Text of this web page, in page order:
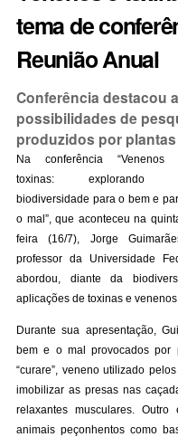
tema de
Reunião Anual
Conferência destacou
possibilidades de
produzidos por
Na conferência “Venenos
toxinas: explorando
biodiversidade para o bem e
o mal”, que aconteceu na
feira (16/7), Jorge
professor da Universidade
abordou, diante da
aplicações de toxinas e
Durante sua apresentação,
bem e o mal provocados por
“curare”, veneno utilizado
imobilizar as presas nas
relaxantes musculares.
animais peçonhentos como